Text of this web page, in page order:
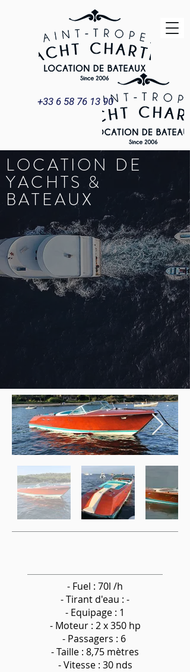
+33 6 58 76 13 90
LOCATION DE
YACHTS &
BATEAUX
- Fuel : 70l /h
-Tirant d'eau : -
- Equipage : 1
- Moteur : 2 x 350 hp
- Passagers : 6
- Taille : 8,75 mètres
- Vitesse : 30 nds